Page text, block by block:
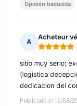
Opinión traducida
A
Acheteur
Nota: 5 de 5
Publicado el 12/08/
sitio muy serio;
(logistica
dedicacion del